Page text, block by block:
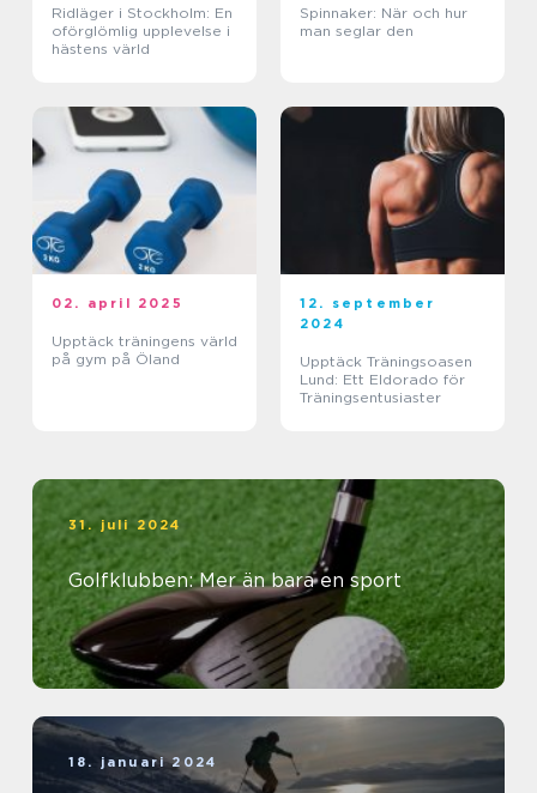
Ridläger i Stockholm: En
oförglömlig upplevelse i
hästens värld
Spinnaker: När och hur
man seglar den
02. april 2025
Upptäck träningens värld
på gym på Öland
12. september
2024
Upptäck Träningsoasen
Lund: Ett Eldorado för
Träningsentusiaster
31. juli 2024
Golfklubben: Mer än bara en sport
18. januari 2024